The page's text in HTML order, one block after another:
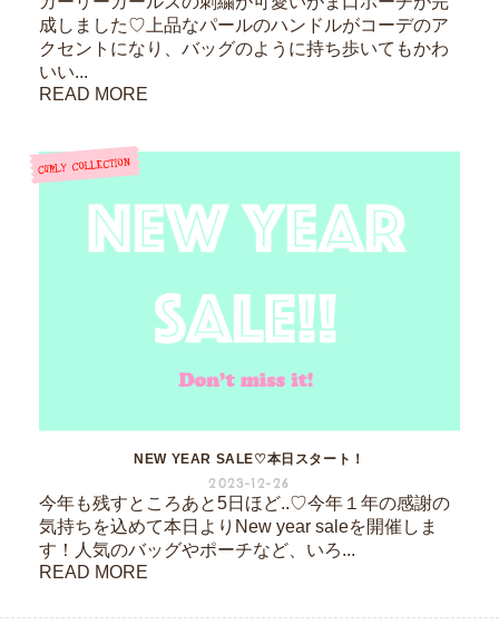
成しました♡上品なパールのハンドルがコーデのア
クセントになり、バッグのように持ち歩いてもかわ
いい...
READ MORE
NEW YEAR SALE♡本日スタート！
2023-12-26
今年も残すところあと5日ほど..♡今年１年の感謝の
気持ちを込めて本日よりNew year saleを開催しま
す！人気のバッグやポーチなど、いろ...
READ MORE